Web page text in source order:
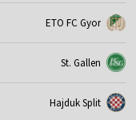
ETO FC Gyor
St. Gallen
Hajduk Split